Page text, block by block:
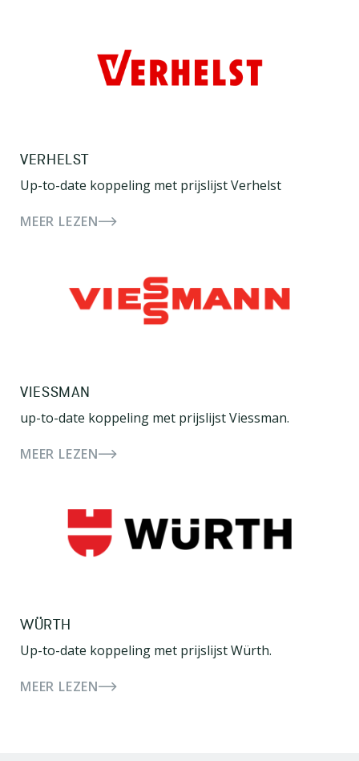
VERHELST
Up-to-date koppeling met prijslijst Verhelst
MEER LEZEN
VIESSMAN
up-to-date koppeling met prijslijst Viessman.
MEER LEZEN
WÜRTH
Up-to-date koppeling met prijslijst Würth.
MEER LEZEN